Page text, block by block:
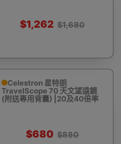
$1,262 $1,680
Celestron 星特朗
TravelScope 70 天文望遠鏡
(附送專用背囊) |20及40倍率
$680 $880